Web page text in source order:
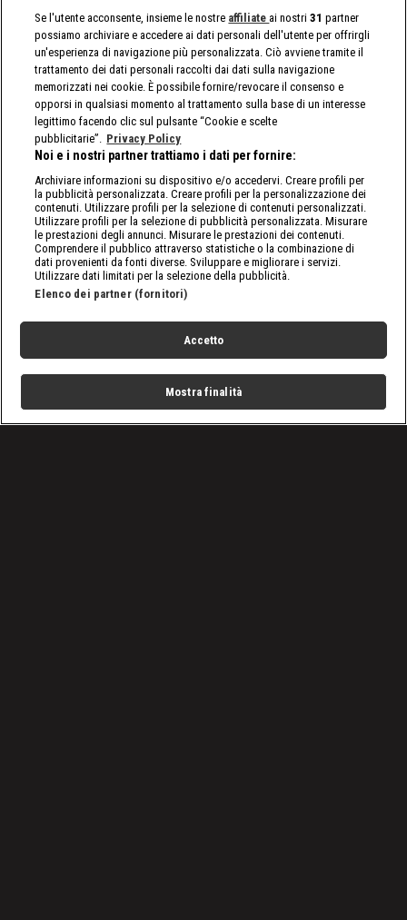
Se l'utente acconsente, insieme le nostre affiliate ai nostri31 partner
possiamo archiviare e accedere ai dati personali dell'utente per offrirgli
un'esperienza di navigazione più personalizzata. Ciò avviene tramite il
trattamento dei dati personali raccolti dai dati sulla navigazione
memorizzati nei cookie. È possibile fornire/revocare il consenso e
opporsi in qualsiasi momento al trattamento sulla base di un interesse
legittimo facendo clic sul pulsante “Cookie e scelte
pubblicitarie”. Privacy Policy
Noi e i nostri partner trattiamo i dati per fornire:
Archiviare informazioni su dispositivo e/o accedervi. Creare profili per
la pubblicità personalizzata. Creare profili per la personalizzazione dei
contenuti. Utilizzare profili per la selezione di contenuti personalizzati.
Utilizzare profili per la selezione di pubblicità personalizzata. Misurare
le prestazioni degli annunci. Misurare le prestazioni dei contenuti.
Comprendere il pubblico attraverso statistiche o la combinazione di
dati provenienti da fonti diverse. Sviluppare e migliorare i servizi.
Utilizzare dati limitati per la selezione della pubblicità.
Elenco dei partner (fornitori)
Accetto
Mostra finalità